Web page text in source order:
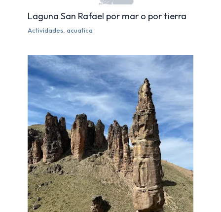
Laguna San Rafael por mar o por tierra
Actividades acuatica